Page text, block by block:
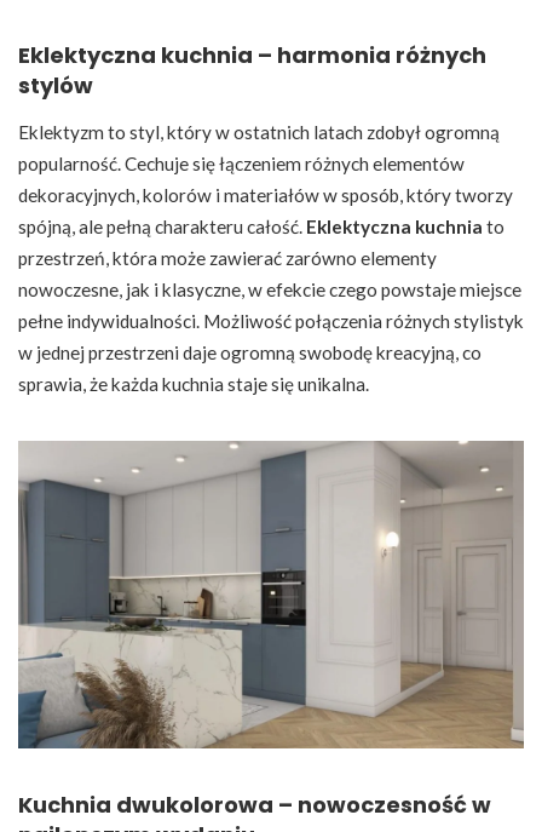
Eklektyczna kuchnia – harmonia różnych
stylów
Eklektyzm to styl, który w ostatnich latach zdobył ogromną
popularność. Cechuje się łączeniem różnych elementów
dekoracyjnych, kolorów i materiałów w sposób, który tworzy
spójną, ale pełną charakteru całość. Eklektyczna kuchnia to
przestrzeń, która może zawierać zarówno elementy
nowoczesne, jak i klasyczne, w efekcie czego powstaje miejsce
pełne indywidualności. Możliwość połączenia różnych stylistyk
w jednej przestrzeni daje ogromną swobodę kreacyjną, co
sprawia, że każda kuchnia staje się unikalna.
Kuchnia dwukolorowa – nowoczesność w